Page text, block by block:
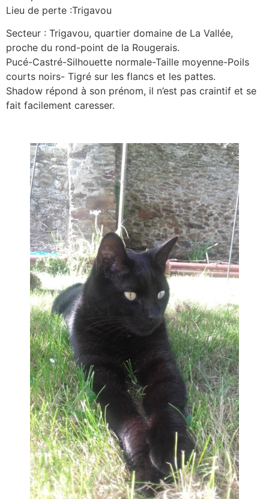
Lieu de perte :Trigavou
Secteur : Trigavou, quartier domaine de La Vallée,
proche du rond-point de la Rougerais.
Pucé-Castré-Silhouette normale-Taille moyenne-Poils
courts noirs- Tigré sur les flancs et les pattes.
Shadow répond à son prénom, il n’est pas craintif et se
fait facilement caresser.